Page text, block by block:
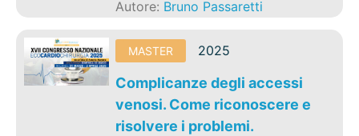
Autore: Bruno Passaretti
MASTER 2025
Complicanze degli accessi
venosi. Come riconoscere e
risolvere i problemi.